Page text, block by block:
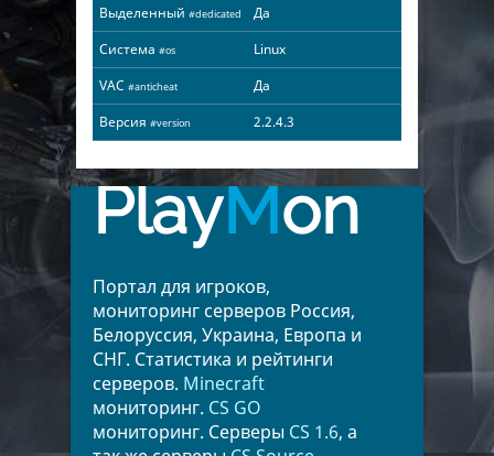
Выделенный #dedicated
Да
Система #os
Linux
VAC #anticheat
Да
Версия #version 2.2.4.3
PlayMon
Портал для игроков,
мониторинг серверов Россия,
Белоруссия, Украина, Европа и
СНГ. Статистика и рейтинги
серверов. Minecraft
мониторинг. CS GO
мониторинг. Серверы CS 1.6, а